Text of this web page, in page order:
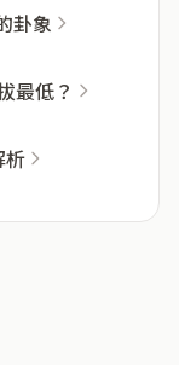
卦象
最低？
析